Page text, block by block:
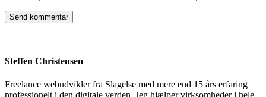
Steffen Christensen
Freelance webudvikler fra Slagelse med mere end 15 års erfaring